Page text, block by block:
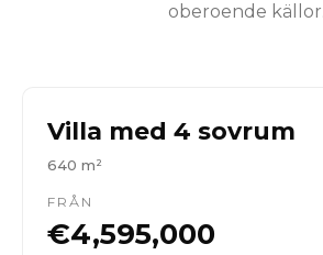
oberoende källor.
Villa med 4 sovrum
640 m²
FRÅN
€4,595,000